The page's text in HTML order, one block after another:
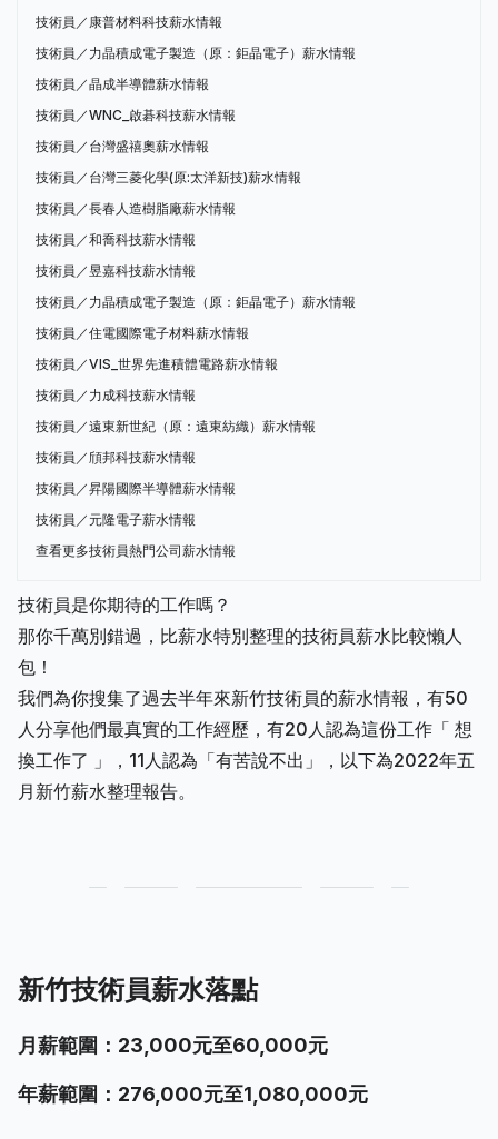
技術員／康普材料科技薪水情報
技術員／力晶積成電子製造（原：鉅晶電子）薪水情報
技術員／晶成半導體薪水情報
技術員／WNC_啟碁科技薪水情報
技術員／台灣盛禧奧薪水情報
技術員／台灣三菱化學(原:太洋新技)薪水情報
技術員／長春人造樹脂廠薪水情報
技術員／和喬科技薪水情報
技術員／昱嘉科技薪水情報
技術員／力晶積成電子製造（原：鉅晶電子）薪水情報
技術員／住電國際電子材料薪水情報
技術員／VIS_世界先進積體電路薪水情報
技術員／力成科技薪水情報
技術員／遠東新世紀（原：遠東紡織）薪水情報
技術員／頎邦科技薪水情報
技術員／昇陽國際半導體薪水情報
技術員／元隆電子薪水情報
查看更多技術員熱門公司薪水情報
技術員是你期待的工作嗎？
那你千萬別錯過，比薪水特別整理的技術員薪水比較懶人
包！
我們為你搜集了過去半年來新竹技術員的薪水情報，有50
人分享他們最真實的工作經歷，有20人認為這份工作「 想
換工作了 」，11人認為「有苦說不出」，以下為2022年五
月新竹薪水整理報告。
新竹技術員薪水落點
月薪範圍：23,000元至60,000元
年薪範圍：276,000元至1,080,000元